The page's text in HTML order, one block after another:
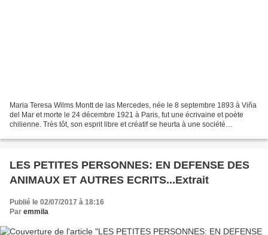
Maria Teresa Wilms Montt de las Mercedes, née le 8 septembre 1893 à Viña
del Mar et morte le 24 décembre 1921 à Paris, fut une écrivaine et poète
chilienne. Très tôt, son esprit libre et créatif se heurta à une société
LES PETITES PERSONNES: EN DEFENSE DES
ANIMAUX ET AUTRES ECRITS...Extrait
Publié le 02/07/2017 à 18:16
Par emmila